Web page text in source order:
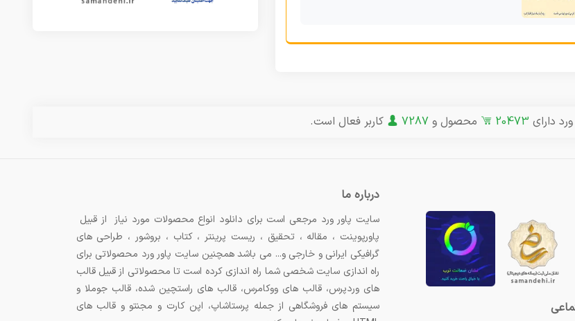
دارای 20473 محصول و7287 کاربر فعال است.
درباره ما
سایت پاور ورد مرجعی است برای دانلود انواع محصولات مورد نیاز از قبیل
پاورپوینت ، مقاله ، تحقیق ، ریست پرینتر ، کتاب ، بروشور ، طراحی های
گرافیکی ایرانی و خارجی و... می باشد همچنین سایت پاور ورد محصولاتی برای
راه اندازی سایت شخصی شما راه اندازی کرده است تا محصولاتی از قبیل قالب
های وردپرس، قالب های ووکامرس، قالب های راستچین شده، قالب جوملا و
سیستم های فروشگاهی از جمله پرستاشاپ، اپن کارت و مجنتو و قالب های